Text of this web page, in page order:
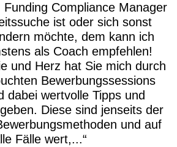
Funding Compliance Manager
ist oder sich sonst
möchte, dem kann ich
als Coach empfehlen!
und Herz hat Sie mich durch
Bewerbungssessions
dabei wertvolle Tipps und
Diese sind jenseits der
und auf
Fälle wert,...